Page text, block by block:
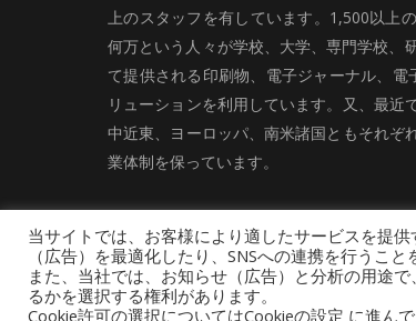
上のスタッフを有しています。1,500以上
何万という人々が学校、大学、専門学校、
て提供される印刷物、電子ジャーナル、
リューションを利用しています。又、最近
中近東、ヨーロッパ、南米諸国ともそれぞ
業体制を保っています。
採用情報 お問い合わせ
当サイトでは、お客様により適したサービスを提
（広告）を最適化したり、SNSへの連携を行うこと
また、当社では、お知らせ（広告）と分析の用途
るかを選択する権利があります。
Cookie許可の選択についてはCookieの設定 に進ん